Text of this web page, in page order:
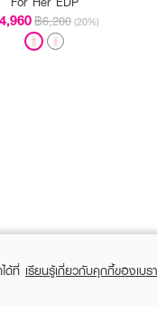
฿6,200 (20%)
ด้ที่ เรียนรู้เกี่ยวกับคุกกี้ของเบร